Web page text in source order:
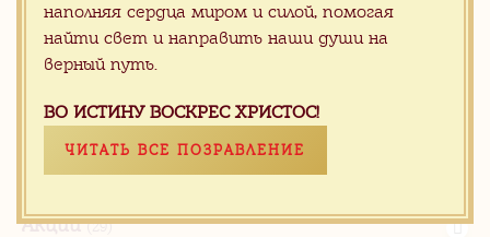
Каталог камня (1181)
Изделия из камня
мозаика (101)
Проекты (79)
Акции (29)
наполняя сердца миром и силой, помогая
найти свет и направить наши души на
верный путь.
ВО ИСТИНУ ВОСКРЕС ХРИСТОС!
ЧИТАТЬ ВСЕ ПОЗРАВЛЕНИЕ